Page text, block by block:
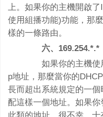
上。如果你的主機開啟了
使用組播功能)功能，那
樣的一條路由。
六、169.254.*.*
如果你的主機使
p地址，那麼當你的
長而超出系統規定的一
配這樣一個地址。如果